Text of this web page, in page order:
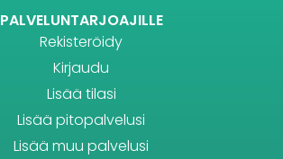
PALVELUNTARJOAJILLE
Rekisteröidy
Kirjaudu
Lisää tilasi
Lisää pitopalvelusi
Lisää muu palvelusi